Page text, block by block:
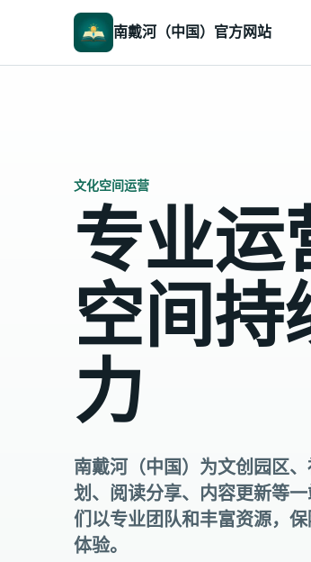
南戴河（中国）官方网站
文化空间运营
专业运
空间持
力
南戴河（中国）为文创园区
划、阅读分享、内容更新等
们以专业团队和丰富资源，
体验。